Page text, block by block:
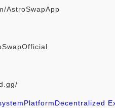
AstroSwapApp
PlatformDecentralized